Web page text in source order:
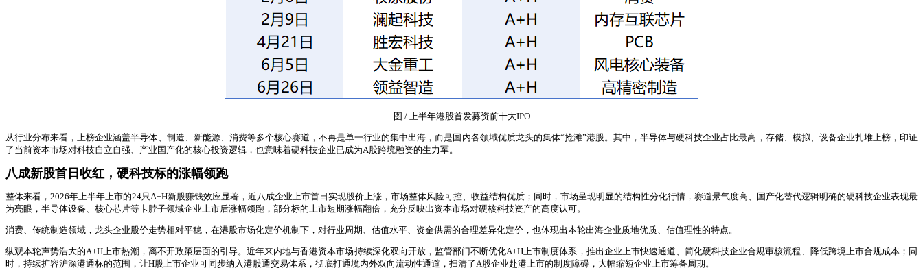
图 / 上半年港股首发募资前十大IPO
从行业分布来看，上榜企业涵盖半导体、制造、新能源、消费等多个核心赛道，不再是单一行业的集中出海，而是国内各领域优质龙头的集体“抢滩”港股。其中，半导体与硬科技企业占比最高，存储、模拟、设备企业扎堆上榜，印证
了当前资本市场对科技自立自强、产业国产化的核心投资逻辑，也意味着硬科技企业已成为A股跨境融资的生力军。
八成新股首日收红，硬科技标的涨幅领跑
整体来看，2026年上半年上市的24只A+H新股赚钱效应显著，近八成企业上市首日实现股价上涨，市场整体风险可控、收益结构优质；同时，市场呈现明显的结构性分化行情，赛道景气度高、国产化替代逻辑明确的硬科技企业表现最
为亮眼，半导体设备、核心芯片等卡脖子领域企业上市后涨幅领跑，部分标的上市短期涨幅翻倍，充分反映出资本市场对硬核科技资产的高度认可。
消费、传统制造领域，龙头企业股价走势相对平稳，在港股市场化定价机制下，对行业周期、估值水平、资金供需的合理差异化定价，也体现出本轮出海企业质地优质、估值理性的特点。
纵观本轮声势浩大的A+H上市热潮，离不开政策层面的引导。近年来内地与香港资本市场持续深化双向开放，监管部门不断优化A+H上市制度体系，推出企业上市快速通道、简化硬科技企业合规审核流程、降低跨境上市合规成本；同
时，持续扩容沪深港通标的范围，让H股上市企业可同步纳入港股通交易体系，彻底打通境内外双向流动性通道，扫清了A股企业赴港上市的制度障碍，大幅缩短企业上市筹备周期。